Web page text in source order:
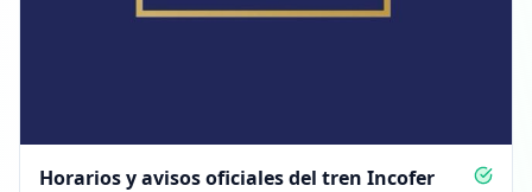
Horarios y avisos oficiales del tren Incofer